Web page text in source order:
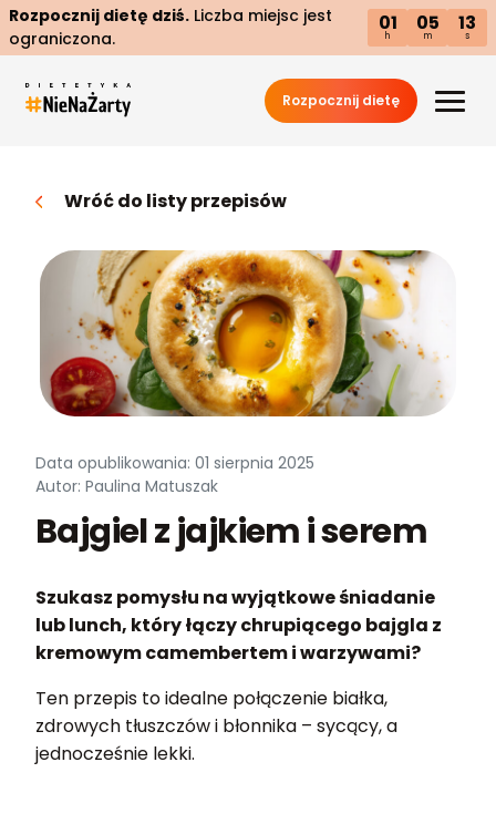
Rozpocznij dietę dziś. Liczba miejsc jest
ograniczona.
01
h
05
m
12
s
Rozpocznij dietę
Wróć do listy przepisów
Data opublikowania: 01 sierpnia 2025
Autor: Paulina Matuszak
Bajgiel z jajkiem i serem
Szukasz pomysłu na wyjątkowe śniadanie
lub lunch, który łączy chrupiącego bajgla z
kremowym camembertem i warzywami?
Ten przepis to idealne połączenie białka,
zdrowych tłuszczów i błonnika – sycący, a
jednocześnie lekki.